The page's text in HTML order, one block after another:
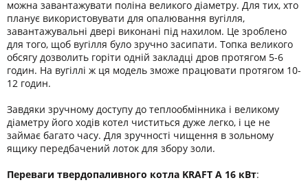
можна завантажувати поліна великого діаметру. Для тих, хто
планує використовувати для опалювання вугілля,
завантажувальні двері виконані під нахилом. Це зроблено
для того, щоб вугілля було зручно засипати. Топка великого
обсягу дозволить горіти одній закладці дров протягом 5-6
годин. На вугіллі ж ця модель зможе працювати протягом 10-
12 годин.
Завдяки зручному доступу до теплообмінника і великому
діаметру його ходів котел чиститься дуже легко, і це не
займає багато часу. Для зручності чищення в зольному
ящику передбачений лоток для збору золи.
Переваги твердопаливного котла KRAFT A 16 кВт: